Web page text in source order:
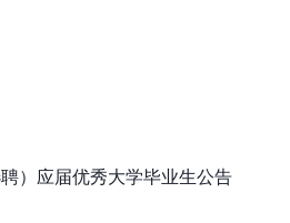
）应届优秀大学毕业生公告